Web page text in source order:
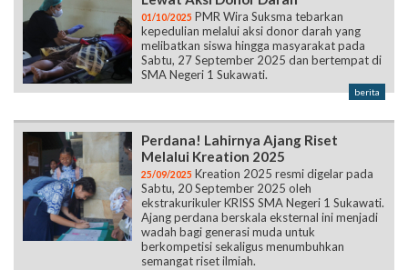
01/10/2025 PMR Wira Suksma tebarkan
kepedulian melalui aksi donor darah yang
melibatkan siswa hingga masyarakat pada
Sabtu, 27 September 2025 dan bertempat di
SMA Negeri 1 Sukawati.
berita
Perdana! Lahirnya Ajang Riset
Melalui Kreation 2025
25/09/2025 Kreation 2025 resmi digelar pada
Sabtu, 20 September 2025 oleh
ekstrakurikuler KRISS SMA Negeri 1 Sukawati.
Ajang perdana berskala eksternal ini menjadi
wadah bagi generasi muda untuk
berkompetisi sekaligus menumbuhkan
semangat riset ilmiah.